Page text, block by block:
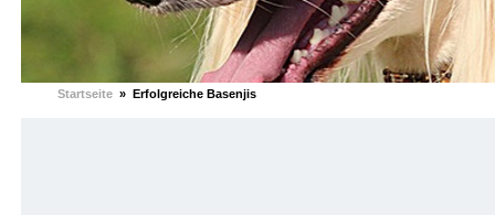
Startseite » Erfolgreiche Basenjis